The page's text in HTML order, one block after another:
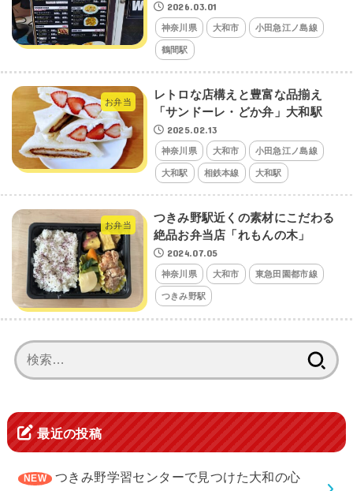
2026.03.01
神奈川県 大和市 小田急江ノ島線
鶴間駅
お弁当
レトロな店構えと豊富な品揃え
「サンドーレ・どか弁」大和駅
2025.02.13
神奈川県 大和市 小田急江ノ島線
大和駅 相鉄本線 大和駅
お弁当
つきみ野駅近くの素材にこだわる
絶品お弁当店「れもんの木」
2024.07.05
神奈川県 大和市 東急田園都市線
つきみ野駅
索:
最近の投稿
つきみ野学習センターで見つけた大和の心